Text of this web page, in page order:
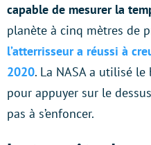
capable de mesurer la
planète à cinq mètres de
l’atterrisseur a réussi à
2020. La NASA a utilisé
pour appuyer sur le
pas à s’enfoncer.